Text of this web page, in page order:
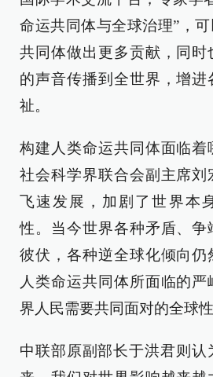
命运共同体与全球治理”，
共同体做出更多贡献，同时
的声音传播到全世界，增进
祉。
构建人类命运共同体面临着
社会科学界联合会副主席刘
飞速发展，加剧了世界本
性。当今世界各种矛盾、争
彼伏，各种逆全球化倾向仍
人类命运共同体所面临的
界人民需要共同面对的全球性
中联部原副部长于洪君则认